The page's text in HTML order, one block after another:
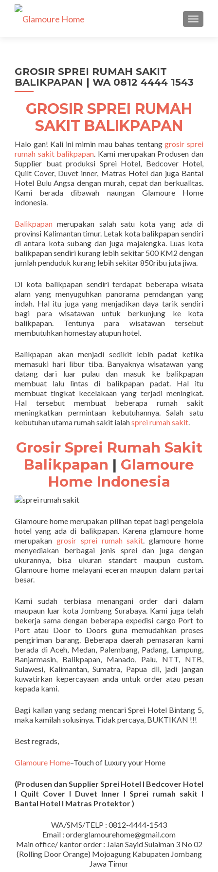
TUKAR
GROSIR SPREI RUMAH SAKIT
BALIKPAPAN | WA 0812 4444 1543
GROSIR SPREI RUMAH
SAKIT BALIKPAPAN
Halo gan! Kali ini mimin mau bahas tentanggrosir sprei
rumah sakit balikpapan. Kami merupakan Produsen dan
Supplier buat produksi Sprei Hotel, Bedcover Hotel,
Quilt Cover, Duvet inner, Matras Hotel dan juga Bantal
Hotel Bulu Angsa dengan murah, cepat dan berkualitas.
Kami berada dibawah naungan Glamoure Home
indonesia.
Balikpapan merupakan salah satu kota yang ada di
provinsi Kalimantan timur. Letak kota balikpapan sendiri
di antara kota subang dan juga majalengka. Luas kota
balikpapan sendiri kurang lebih sekitar 500 KM2 dengan
jumlah penduduk kurang lebih sekitar 850ribu juta jiwa.
Di kota balikpapan sendiri terdapat beberapa wisata
alam yang menyuguhkan panorama pemdangan yang
indah. Hal itu juga yang menjadikan daya tarik sendiri
bagi para wisatawan untuk berkunjung ke kota
balikpapan. Tentunya para wisatawan tersebut
membutuhkan homestay atupun hotel.
Balikpapan akan menjadi sedikit lebih padat ketika
memasuki hari libur tiba. Banyaknya wisatawan yang
datang dari luar pulau dan masuk ke balikpapan
membuat lalu lintas di balikpapan padat. Hal itu
membuat tingkat kecelakaan yang terjadi meningkat.
Hal tersebut membuat beberapa rumah sakit
meningkatkan permintaan kebutuhannya. Salah satu
kebutuhan utama rumah sakit ialahsprei rumah sakit.
Grosir Sprei Rumah Sakit
Balikpapan | Glamoure
Home Indonesia
Glamoure home merupakan pilihan tepat bagi pengelola
hotel yang ada di balikpapan. Karena glamoure home
merupakan grosir sprei rumah sakit. glamoure home
menyediakan berbagai jenis sprei dan juga dengan
ukurannya, bisa ukuran standart maupun custom.
Glamoure home melayani eceran maupun dalam partai
besar.
Kami sudah terbiasa menangani order dari dalam
maupaun luar kota Jombang Surabaya. Kami juga telah
bekerja sama dengan beberapa expedisi cargo Port to
Port atau Door to Doors guna memudahkan proses
pengiriman barang. Beberapa daerah pemasaran kami
berada di Aceh, Medan, Palembang, Padang, Lampung,
Banjarmasin, Balikpapan, Manado, Palu, NTT, NTB,
Sulawesi, Kalimantan, Sumatra, Papua dll, jadi jangan
kuwatirkan kepercayaan anda untuk order atau pesan
kepada kami.
Bagi kalian yang sedang mencari Sprei Hotel Bintang 5,
maka kamilah solusinya. Tidak percaya, BUKTIKAN !!!
Best regrads,
Glamoure Home–Touch of Luxury your Home
(Produsen dan Supplier Sprei Hotel I Bedcover Hotel
I Quilt Cover I Duvet Inner I Sprei rumah sakit I
Bantal Hotel I Matras Protektor )
WA/SMS/TELP : 0812-4444-1543
Email : orderglamourehome@gmail.com
Main office/ kantor order : Jalan Sayid Sulaiman 3 No 02
(Rolling Door Orange) Mojoagung Kabupaten Jombang
Jawa Timur